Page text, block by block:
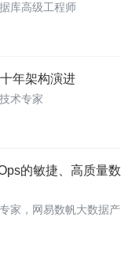
库高级工程师
年架构演进
术专家
的敏捷、高质量数
家，网易数帆大数据产